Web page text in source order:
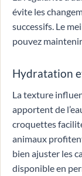
évite les
successifs. Le
pouvez
Hydratation
La texture
apportent de
croquettes
animaux
bien ajuster les
disponible en